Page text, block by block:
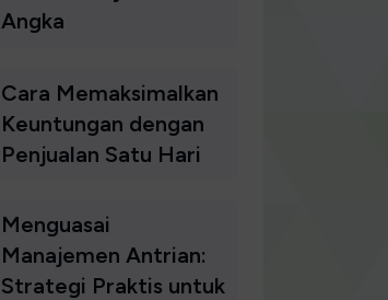
Angka
Cara Memaksimalkan
Keuntungan dengan
Penjualan Satu Hari
Menguasai
Manajemen Antrian:
Strategi Praktis untuk